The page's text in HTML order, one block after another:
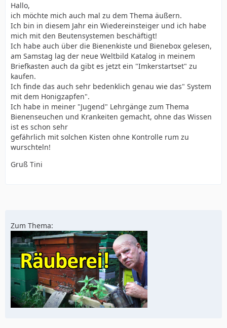
Hallo,
ich möchte mich auch mal zu dem Thema äußern.
Ich bin in diesem Jahr ein Wiedereinsteiger und ich habe
mich mit den Beutensystemen beschäftigt!
Ich habe auch über die Bienenkiste und Bienebox gelesen,
am Samstag lag der neue Weltbild Katalog in meinem
Briefkasten auch da gibt es jetzt ein "Imkerstartset" zu
kaufen.
Ich finde das auch sehr bedenklich genau wie das" System
mit dem Honigzapfen".
Ich habe in meiner "Jugend" Lehrgänge zum Thema
Bienenseuchen und Krankeiten gemacht, ohne das Wissen
ist es schon sehr
gefährlich mit solchen Kisten ohne Kontrolle rum zu
wurschteln!
Gruß Tini
Zum Thema: